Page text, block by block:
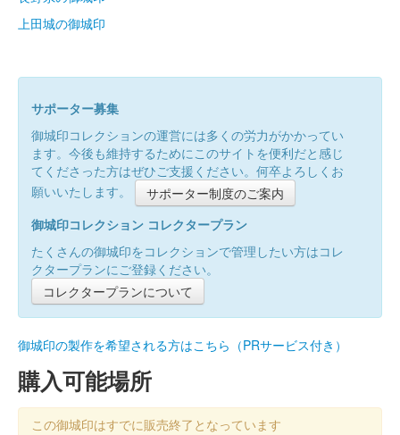
上田城の御城印
サポーター募集
御城印コレクションの運営には多くの労力がかかってい
ます。今後も維持するためにこのサイトを便利だと感じ
てくださった方はぜひご支援ください。何卒よろしくお
願いいたします。
サポーター制度のご案内
御城印コレクション コレクタープラン
たくさんの御城印をコレクションで管理したい方はコレ
クタープランにご登録ください。
コレクタープランについて
御城印の製作を希望される方はこちら（PRサービス付き）
購入可能場所
この御城印はすでに販売終了となっています